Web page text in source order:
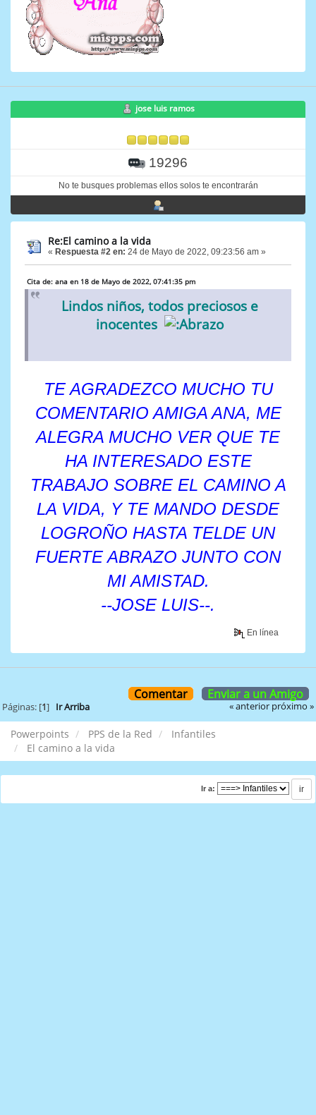
jose luis ramos
19296
No te busques problemas ellos solos te encontrarán
Re:El camino a la vida
« Respuesta #2 en: 24 de Mayo de 2022, 09:23:56 am »
Cita de: ana en 18 de Mayo de 2022, 07:41:35 pm
Lindos niños, todos preciosos e
inocentes
TE AGRADEZCO MUCHO TU
COMENTARIO AMIGA ANA, ME
ALEGRA MUCHO VER QUE TE
HA INTERESADO ESTE
TRABAJO SOBRE EL CAMINO A
LA VIDA, Y TE MANDO DESDE
LOGROÑO HASTA TELDE UN
FUERTE ABRAZO JUNTO CON
MI AMISTAD.
--JOSE LUIS--.
En línea
Comentar Enviar a un Amigo
Páginas: [1] Ir Arriba « anterior próximo »
Powerpoints PPS de la Red
Infantiles
El camino a la vida
Ir a: